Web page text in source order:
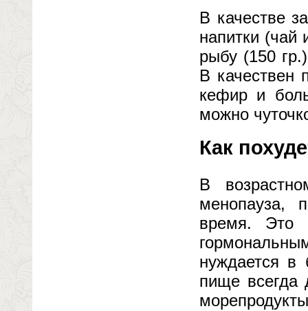
В качестве
напитки (чай
рыбу (150
В качествен
кефир и
можно
Как
В
менопауза,
время. Это
нуждается в
пище всегда